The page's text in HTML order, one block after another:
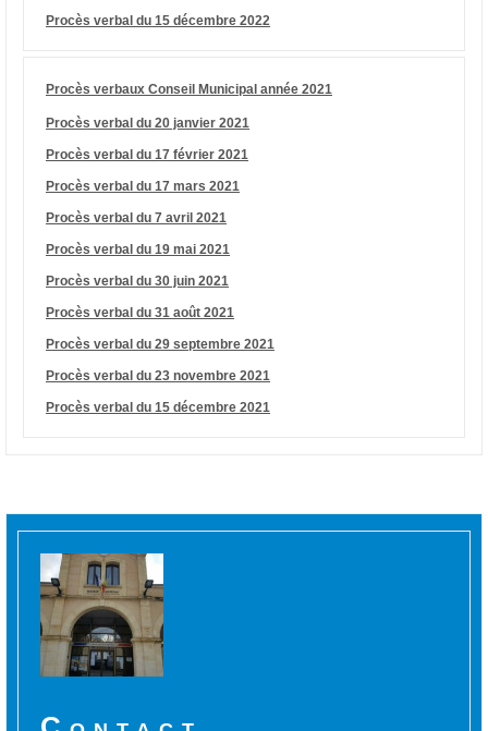
Procès verbal du 15 décembre 2022
Procès verbaux Conseil Municipal année 2021
Procès verbal du 20 janvier 2021
Procès verbal du 17 février 2021
Procès verbal du 17 mars 2021
Procès verbal du 7 avril 2021
Procès verbal du 19 mai 2021
Procès verbal du 30 juin 2021
Procès verbal du 31 août 2021
Procès verbal du 29 septembre 2021
Procès verbal du 23 novembre 2021
Procès verbal du 15 décembre 2021